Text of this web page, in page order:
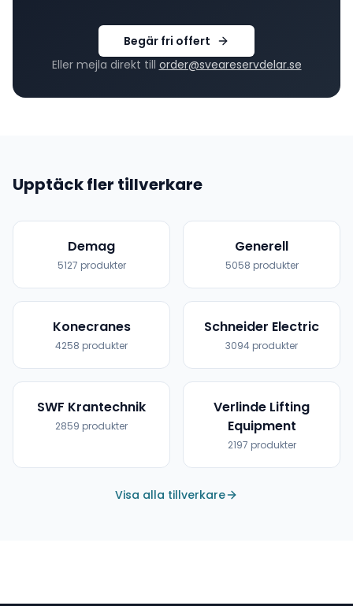
Begär fri offert
Eller mejla direkt till order@sveareservdelar.se
Upptäck fler tillverkare
Demag
5127 produkter
Generell
5058 produkter
Konecranes
4258 produkter
Schneider Electric
3094 produkter
SWF Krantechnik
2859 produkter
Verlinde Lifting
Equipment
2197 produkter
Visa alla tillverkare